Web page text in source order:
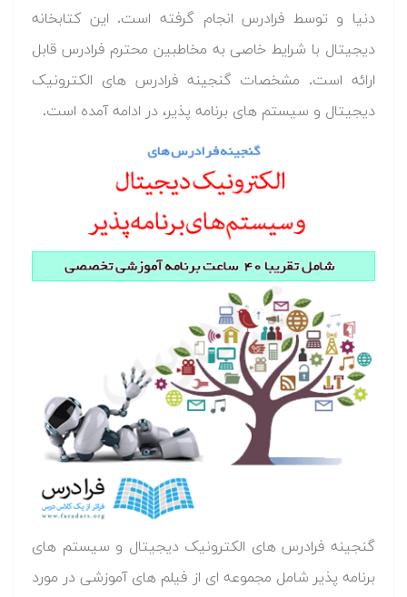
دنیا و توسط فرادرس انجام گرفته است. این کتابخانه
دیجیتال با شرایط خاصی به مخاطبین محترم فرادرس قابل
ارائه است. مشخصات گنجینه فرادرس های الکترونیک
دیجیتال و سیستم های برنامه پذیر، در ادامه آمده است.
گنجینه فرادرس های الکترونیک دیجیتال و سیستم های
برنامه پذیر شامل مجموعه ای از فیلم های آموزشی در مورد